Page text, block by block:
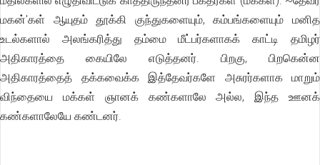
மகன்'கள் ஆயுதம் தூக்கி குந்துகளையும், கம்பங்களையும் மனித
உடல்களால் அலங்கரித்து தம்மை மீட்பர்களாகக் காட்டி தமிழர்
அதிகாரத்தை கையிலே எடுத்தனர். பிறகு, பிறகென்ன
அதிகாரத்தைத் தக்கவைக்க இத்தேவர்களே அசுரர்களாக மாறும்
விந்தையை மக்கள் ஞானக் கண்களாலே அல்ல, இந்த ஊனக்
கண்களாலேயே கண்டனர்.